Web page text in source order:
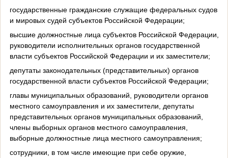
государственные гражданские служащие федеральных судов
и мировых судей субъектов Российской Федерации;
высшие должностные лица субъектов Российской Федерации,
руководители исполнительных органов государственной
власти субъектов Российской Федерации и их заместители;
депутаты законодательных (представительных) органов
государственной власти субъектов Российской Федерации;
главы муниципальных образований, руководители органов
местного самоуправления и их заместители, депутаты
представительных органов муниципальных образований,
члены выборных органов местного самоуправления,
выборные должностные лица местного самоуправления;
сотрудники, в том числе имеющие при себе оружие,